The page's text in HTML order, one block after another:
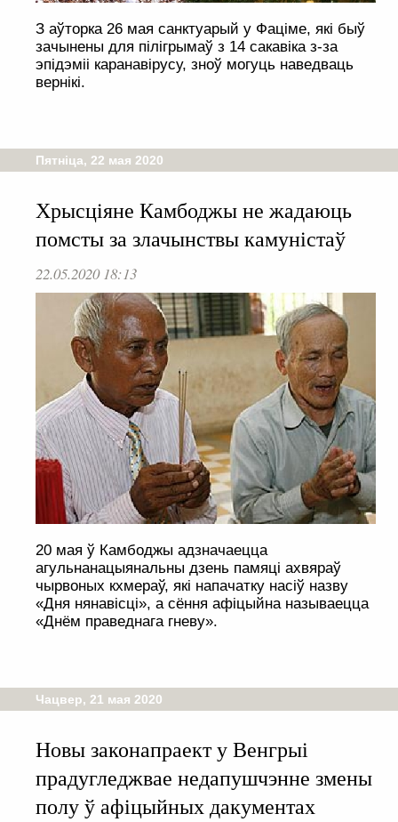
З аўторка 26 мая санктуарый у Фаціме, які быў
зачынены для пілігрымаў з 14 сакавіка з-за
эпідэміі каранавірусу, зноў могуць наведваць
вернікі.
Пятніца, 22 мая 2020
Хрысціяне Камбоджы не жадаюць
помсты за злачынствы камуністаў
22.05.2020 18:13
20 мая ў Камбоджы адзначаецца
агульнанацыянальны дзень памяці ахвяраў
чырвоных кхмераў, які напачатку насіў назву
«Дня нянавісці», а сёння афіцыйна называецца
«Днём праведнага гневу».
Чацвер, 21 мая 2020
Новы законапраект у Венгрыі
прадугледжвае недапушчэнне змены
полу ў афіцыйных дакументах